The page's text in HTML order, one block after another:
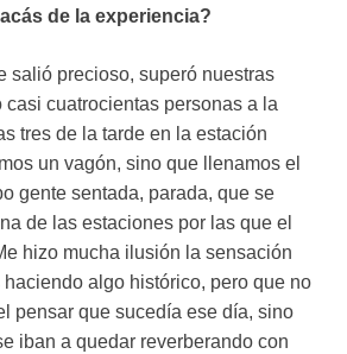
de la experiencia?
salió precioso, superó nuestras
casi cuatrocientas personas a la
tres de la tarde en la estación
un vagón, sino que llenamos el
gente sentada, parada, que se
de las estaciones por las que el
hizo mucha ilusión la sensación
algo histórico, pero que no
pensar que sucedía ese día, sino
iban a quedar reverberando con